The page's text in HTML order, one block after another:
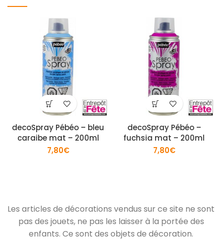
decoSpray Pébéo – bleu
caraibe mat – 200ml
7,80€
decoSpray Pébéo –
fuchsia mat – 200ml
7,80€
Les articles de décorations vendus sur ce site ne sont
pas des jouets, ne pas les laisser à la portée des
enfants. Ce sont des objets de décoration.